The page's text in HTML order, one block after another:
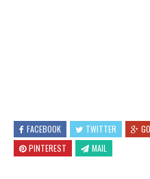
FACEBOOK TWITTER
PINTEREST
MAIL